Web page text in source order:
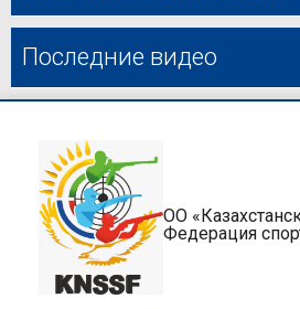
Последние видео
ОО
Федерация